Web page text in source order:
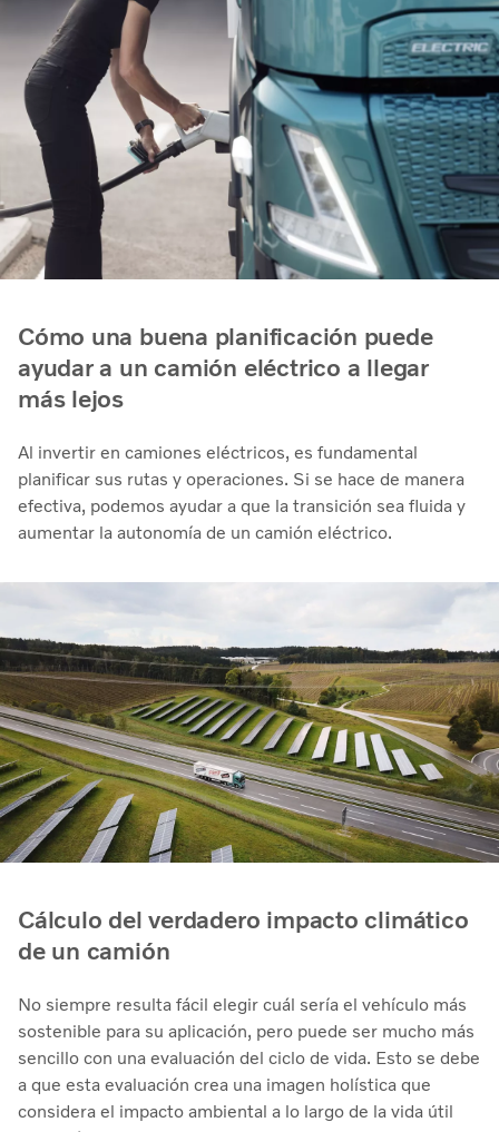
Cómo una buena planificación puede
ayudar a un camión eléctrico a llegar
más lejos
Al invertir en camiones eléctricos, es fundamental
planificar sus rutas y operaciones. Si se hace de manera
efectiva, podemos ayudar a que la transición sea fluida y
aumentar la autonomía de un camión eléctrico.
Cálculo del verdadero impacto climático
de un camión
No siempre resulta fácil elegir cuál sería el vehículo más
sostenible para su aplicación, pero puede ser mucho más
sencillo con una evaluación del ciclo de vida. Esto se debe
a que esta evaluación crea una imagen holística que
considera el impacto ambiental a lo largo de la vida útil